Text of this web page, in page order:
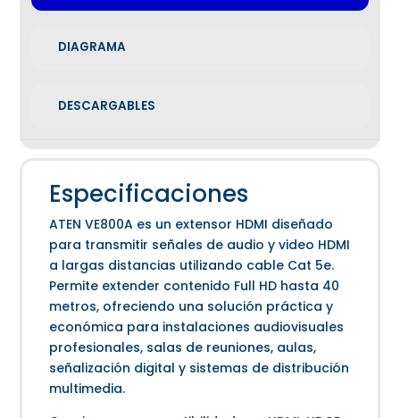
DIAGRAMA
DESCARGABLES
Especificaciones
ATEN VE800A es un extensor HDMI diseñado
para transmitir señales de audio y video HDMI
a largas distancias utilizando cable Cat 5e.
Permite extender contenido Full HD hasta 40
metros, ofreciendo una solución práctica y
económica para instalaciones audiovisuales
profesionales, salas de reuniones, aulas,
señalización digital y sistemas de distribución
multimedia.